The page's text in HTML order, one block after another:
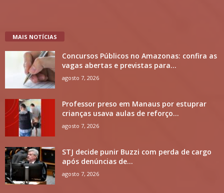
MAIS NOTÍCIAS
Concursos Públicos no Amazonas: confira as
vagas abertas e previstas para...
agosto 7, 2026
Professor preso em Manaus por estuprar
crianças usava aulas de reforço...
agosto 7, 2026
STJ decide punir Buzzi com perda de cargo
após denúncias de...
agosto 7, 2026